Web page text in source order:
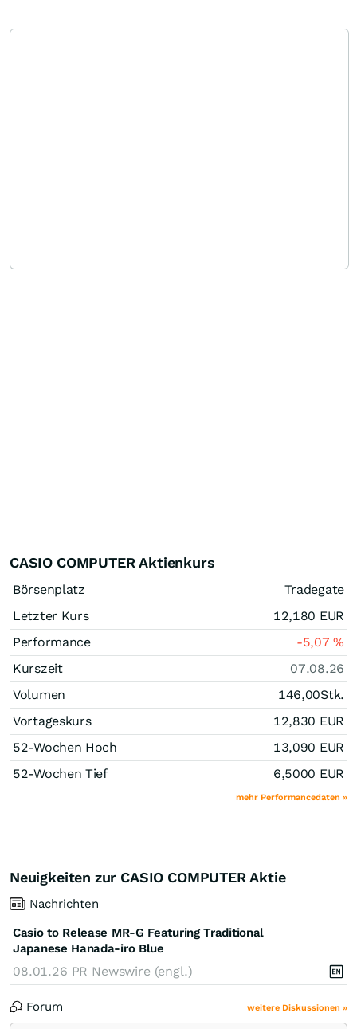
CASIO COMPUTER Aktienkurs
Börsenplatz
Tradegate
Letzter Kurs
12,180 EUR
Performance
-5,07%
Kurszeit
07.08.26
Volumen
146,00Stk.
Vortageskurs
12,830 EUR
52-Wochen Hoch
13,090 EUR
52-Wochen Tief
6,5000 EUR
mehr Performancedaten »
Neuigkeiten zur CASIO COMPUTER Aktie
Nachrichten
Casio to Release MR-G Featuring Traditional
Japanese Hanada-iro Blue
08.01.26 PR Newswire (engl.)
Forum weitere Diskussionen »